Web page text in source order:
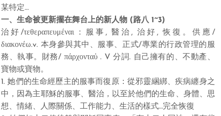
某特定…
一、生命被更新擺在舞台上的新人物 (路八 1~3)
治好/τεθεραπευμέναι：服事, 醫治, 治好, 恢復。供應/
διακονέω.v. 本身參與其中、服事、正式/專業的行政管理的服
務、執事。財務/ πάρχονταὑ . V 分詞. 自己擁有的、不動產、
寶物或寶物。
1. 她們的生命經歷主的服事而復原：從邪靈綑綁、疾病纏身之
中，因為主耶穌的服事、醫治，以至於他們的生命、身體、思
想、情緒、人際關係、工作能力、生活的樣式…完全恢復